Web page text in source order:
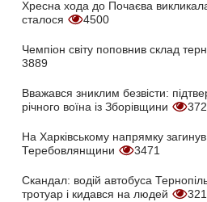
Хресна хода до Почаєва
сталося
4500
Чемпіон світу поповнив склад
3889
Вважався зниклим безвісти:
річного воїна із Зборівщини
На Харківському напрямку
Теребовлянщини
3471
Скандал: водій автобуса
тротуар і кидався на людей